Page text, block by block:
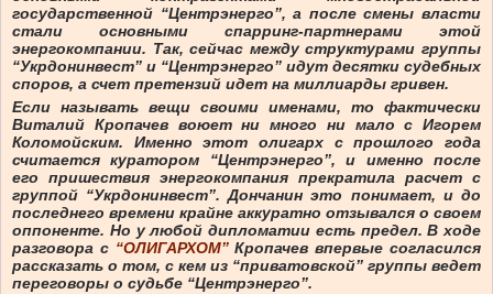
государственной “Центрэнерго”, а после смены власти
стали основными спарринг-партнерами этой
энергокомпании. Так, сейчас между структурами группы
“Укрдонинвест” и “Центрэнерго” идут десятки судебных
споров, а счет претензий идет на миллиарды гривен.
Если называть вещи своими именами, то фактически
Виталий Кропачев воюет ни много ни мало с Игорем
Коломойским. Именно этот олигарх с прошлого года
считается куратором “Центрэнерго”, и именно после
его пришествия энергокомпания прекратила расчет с
группой “Укрдонинвест”. Дончанин это понимает, и до
последнего времени крайне аккуратно отзывался о своем
оппоненте. Но у любой дипломатии есть предел. В ходе
разговора с “ОЛИГАРХОМ”Кропачев впервые согласился
рассказать о том, с кем из “приватовской” группы ведет
переговоры о судьбе “Центрэнерго”.